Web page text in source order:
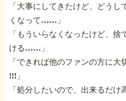
「大事にしてきたけど、どうし
くなって……」
「もういらなくなったけど、捨
ける……」
「できれば他のファンの方に大
!!!」
「処分したいので、出来るだけ